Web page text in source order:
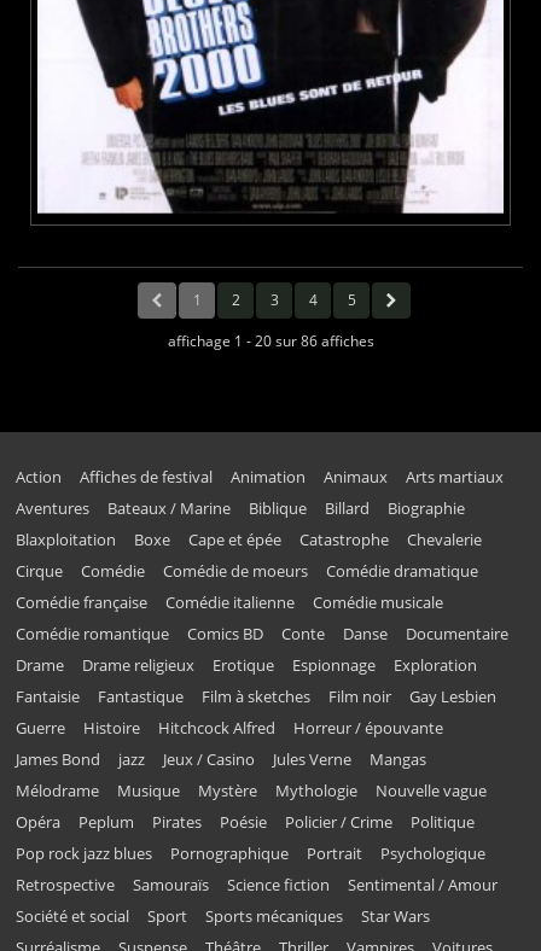
1 2 3 4
5
affichage 1 - 20 sur 86 affiches
Action Affiches de festival Animation Animaux
Arts martiaux
Aventures
Bateaux / Marine Biblique Billard
Biographie
Blaxploitation
Boxe Cape et épée Catastrophe
Chevalerie
Cirque
Comédie Comédie de moeurs
Comédie dramatique
Comédie française
Comédie italienne
Comédie musicale
Comédie romantique
Comics BD Conte Danse
Documentaire
Drame
Drame religieux Erotique Espionnage
Exploration
Fantaisie
Fantastique Film à sketches Film noir
Gay Lesbien
Guerre
Histoire Hitchcock Alfred
Horreur / épouvante
James Bond
jazz Jeux / Casino Jules Verne
Mangas
Mélodrame
Musique Mystère Mythologie
Nouvelle vague
Opéra
Peplum Pirates Poésie Policier / Crime
Politique
Pop rock jazz blues
Pornographique Portrait
Psychologique
Retrospective
Samouraïs Science fiction
Sentimental / Amour
Société et social
Sport Sports mécaniques
Star Wars